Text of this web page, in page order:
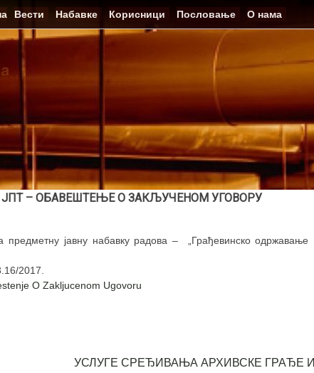
Вести Набавке Корисници Пословање О нама
– ОБАВЕШТЕЊЕ О ЗАКЉУЧЕНОМ УГОВОРУ
предметну јавну набавку радова – „Грађевинско одржавање
2017.
O Zakljucenom Ugovoru
УСЛУГЕ СРЕЂИВАЊА АРХИВСКЕ ГРАЂЕ И